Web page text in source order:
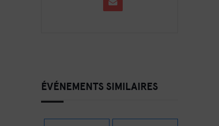
ÉVÉNEMENTS SIMILAIRES